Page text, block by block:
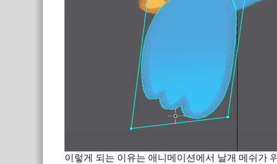
이렇게 되는 이유는 애니메이션에서 날개 메쉬가